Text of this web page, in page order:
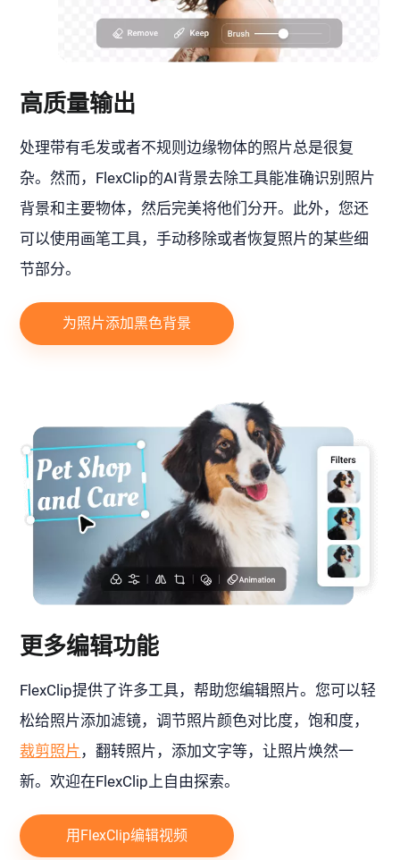
高质量输出
处理带有毛发或者不规则边缘物体的照片总是很复
杂。然而，FlexClip的AI背景去除工具能准确识别照片
背景和主要物体，然后完美将他们分开。此外，您还
可以使用画笔工具，手动移除或者恢复照片的某些细
节部分。
为照片添加黑色背景
更多编辑功能
FlexClip提供了许多工具，帮助您编辑照片。您可以轻
松给照片添加滤镜，调节照片颜色对比度，饱和度，
裁剪照片 ，翻转照片，添加文字等，让照片焕然一
新。欢迎在FlexClip上自由探索。
用FlexClip编辑视频